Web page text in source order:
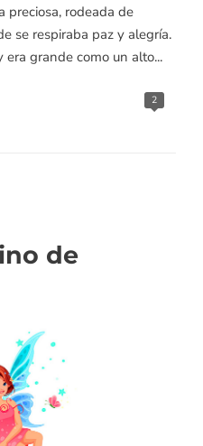
preciosa, rodeada de
se respiraba paz y alegría.
grande como un alto...
2
de